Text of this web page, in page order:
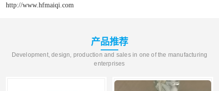
http://www.hfmaiqi.com
产品推荐
Development, design, production and sales in one of the manufacturing
enterprises